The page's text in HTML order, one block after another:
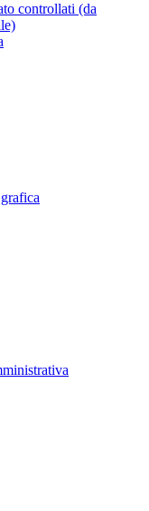
controllati (da